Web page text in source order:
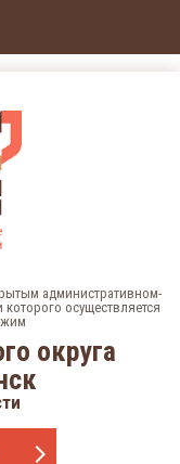
административном-
осуществляется
округа